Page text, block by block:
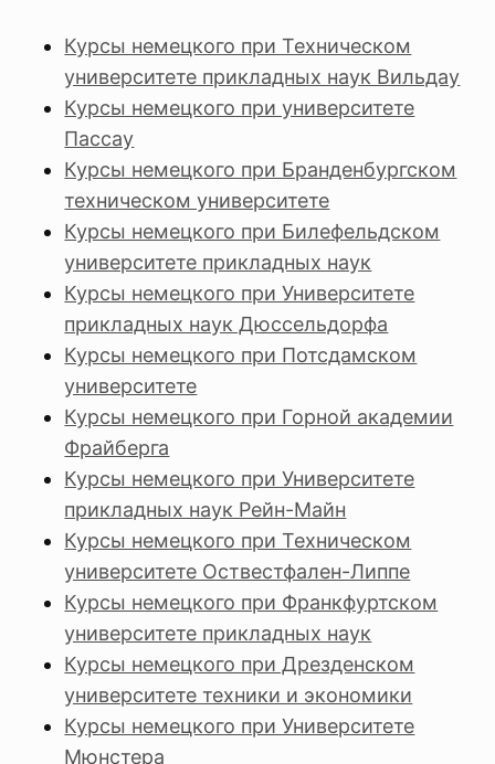
Курсы немецкого при Техническом
университете прикладных наук Вильдау
Курсы немецкого при университете
Пассау
Курсы немецкого при Бранденбургском
техническом университете
Курсы немецкого при Билефельдском
университете прикладных наук
Курсы немецкого при Университете
прикладных наук Дюссельдорфа
Курсы немецкого при Потсдамском
университете
Курсы немецкого при Горной академии
Фрайберга
Курсы немецкого при Университете
прикладных наук Рейн-Майн
Курсы немецкого при Техническом
университете Оствестфален-Липпе
Курсы немецкого при Франкфуртском
университете прикладных наук
Курсы немецкого при Дрезденском
университете техники и экономики
Курсы немецкого при Университете
Мюнстера